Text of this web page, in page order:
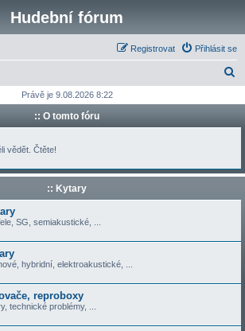
Hudební fórum
Přihlásit se
Registrovat
d
t
Právě je 9.08.2026 8:22
:: O tomto fóru
vědět. Čtěte!
:: Kytary
SG, semiakustické, ...
hybridní, elektroakustické, ...
reproboxy
technické problémy, ...